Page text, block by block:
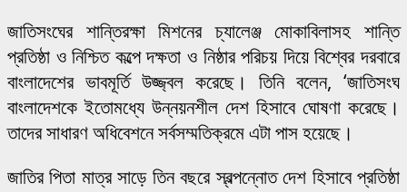
জাতিসংঘের শান্তিরক্ষা মিশনের চ্যালেঞ্জ মোকাবিলাসহ শান্তি
প্রতিষ্ঠা ও নিশ্চিত কল্পে দক্ষতা ও নিষ্ঠার পরিচয় দিয়ে বিশ্বের দরবারে
বাংলাদেশের ভাবমূর্তি উজ্জ্বল করেছে। তিনি বলেন, ‘জাতিসংঘ
বাংলাদেশকে ইতোমধ্যে উন্নয়নশীল দেশ হিসাবে ঘোষণা করেছে।
তাদের সাধারণ অধিবেশনে সর্বসম্মতিক্রমে এটা পাস হয়েছে।
জাতির পিতা মাত্র সাড়ে তিন বছরে স্বল্পন্নোত দেশ হিসাবে প্রতিষ্ঠা